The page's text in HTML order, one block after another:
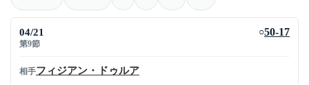
04/21
第9節
○50-17
相手フィジアン・ドゥルア